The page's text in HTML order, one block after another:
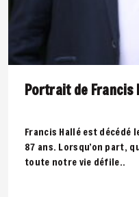
Portrait de Francis
Francis Hallé est décédé
87 ans. Lorsqu’on part,
toute notre vie défile..